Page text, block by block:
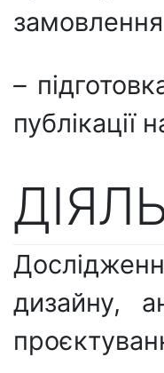
замовлення
–
публікації
дизайну,